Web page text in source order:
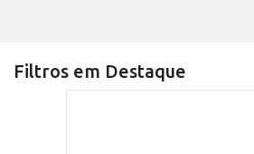
Filtros em Destaque